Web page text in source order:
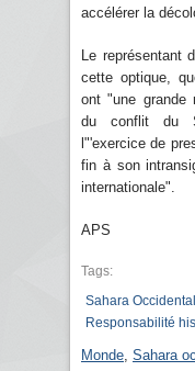
accélérer la
Le représentant
cette optique,
ont "une grande
du conflit du
l"'exercice de
fin à son
internationale".
APS
Tags:
Sahara
Responsabilité
Monde Sahara